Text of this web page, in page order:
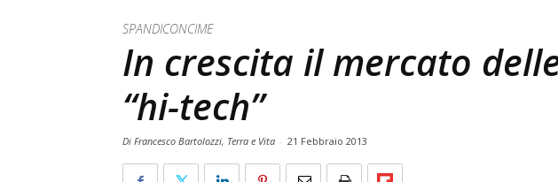
SPANDICONCIME
In crescita il mercato
“hi-tech”
Di Francesco Bartolozzi, Terra e Vita - 21 Febbraio 2013